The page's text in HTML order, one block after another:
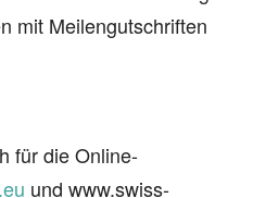
mit Meilengutschriften
für die Online-
und www.swiss-